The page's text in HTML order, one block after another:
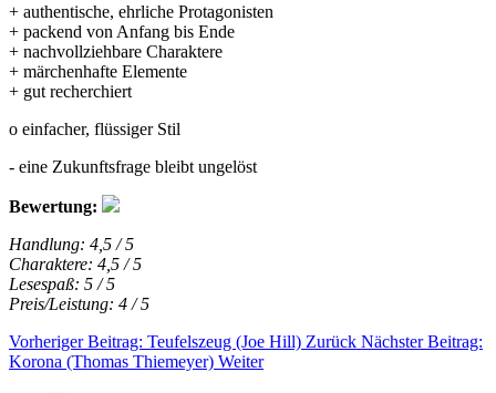
+ authentische, ehrliche Protagonisten
+ packend von Anfang bis Ende
+ nachvollziehbare Charaktere
+ märchenhafte Elemente
+ gut recherchiert
o einfacher, flüssiger Stil
- eine Zukunftsfrage bleibt ungelöst
Bewertung:
Handlung: 4,5 / 5
Charaktere: 4,5 / 5
Lesespaß: 5 / 5
Preis/Leistung: 4 / 5
Vorheriger Beitrag: Teufelszeug (Joe Hill) Zurück Nächster Beitrag:
Korona (Thomas Thiemeyer) Weiter